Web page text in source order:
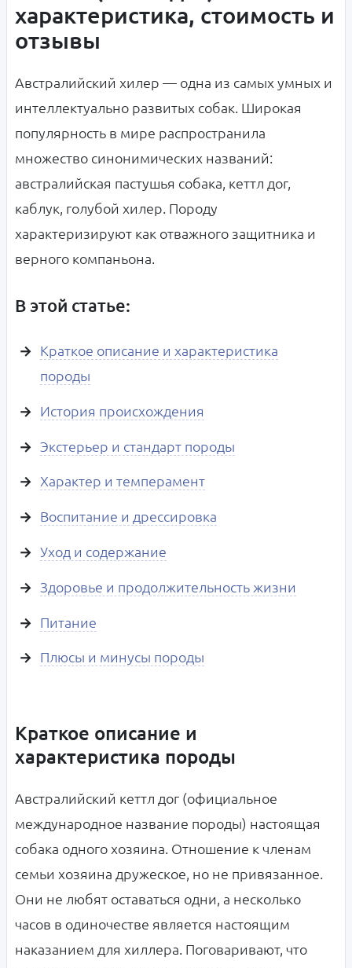
характеристика, стоимость и
отзывы
Австралийский хилер — одна из самых умных и
интеллектуально развитых собак. Широкая
популярность в мире распространила
множество синонимических названий:
австралийская пастушья собака, кеттл дог,
каблук, голубой хилер. Породу
характеризируют как отважного защитника и
верного компаньона.
В этой статье:
Краткое описание и характеристика
породы
История происхождения
Экстерьер и стандарт породы
Характер и темперамент
Воспитание и дрессировка
Уход и содержание
Здоровье и продолжительность жизни
Питание
Плюсы и минусы породы
Краткое описание и
характеристика породы
Австралийский кеттл дог (официальное
международное название породы) настоящая
собака одного хозяина. Отношение к членам
семьи хозяина дружеское, но не привязанное.
Они не любят оставаться одни, а несколько
часов в одиночестве является настоящим
наказанием для хиллера. Поговаривают, что